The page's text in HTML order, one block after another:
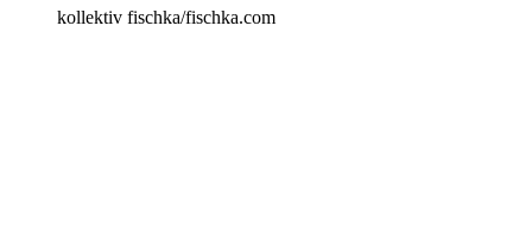
kollektiv fischka/fischka.com